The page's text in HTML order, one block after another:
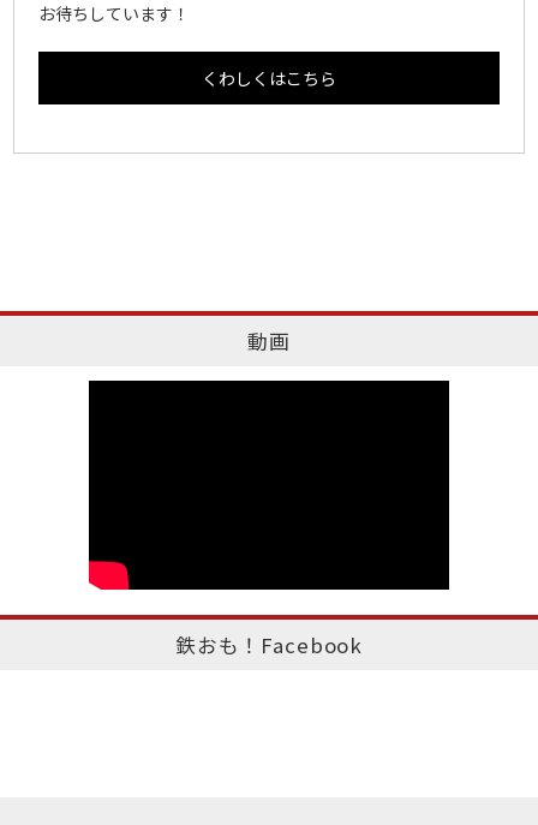
お待ちしています！
くわしくはこちら
動画
鉄おも！Facebook